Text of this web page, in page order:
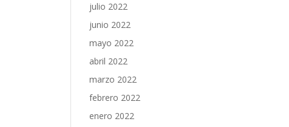
julio 2022
junio 2022
mayo 2022
abril 2022
marzo 2022
febrero 2022
enero 2022